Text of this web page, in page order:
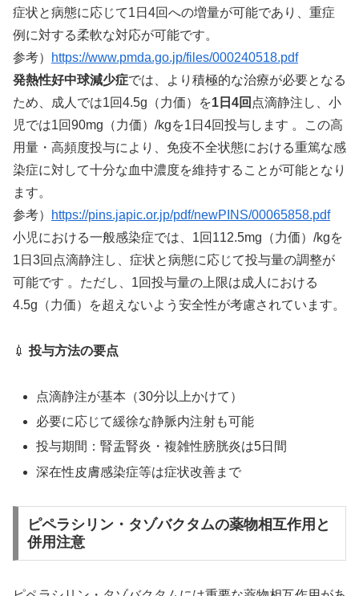
症状と病態に応じて1日4回への増量が可能であり、重症
例に対する柔軟な対応が可能です。
参考）
https://www.pmda.go.jp/files/000240518.pdf
発熱性好中球減少症では、より積極的な治療が必要となる
ため、成人では1回4.5g（力価）を1日4回 点滴静注し、小
児では1回90mg（力価）/kgを1日4回投与します 。この高
用量・高頻度投与により、免疫不全状態における重篤な感
染症に対して十分な血中濃度を維持することが可能となり
ます。
参考）
https://pins.japic.or.jp/pdf/newPINS/00065858.pdf
小児における一般感染症では、1回112.5mg（力価）/kgを
1日3回点滴静注し、症状と病態に応じて投与量の調整が
可能です 。ただし、1回投与量の上限は成人における
4.5g（力価）を超えないよう安全性が考慮されています。
💉 投与方法の要点
点滴静注が基本（30分以上かけて）
必要に応じて緩徐な静脈内注射も可能
投与期間：腎盂腎炎・複雑性膀胱炎は5日間
深在性皮膚感染症等は症状改善まで
ピペラシリン・タゾバクタムの薬物相互作用と
併用注意